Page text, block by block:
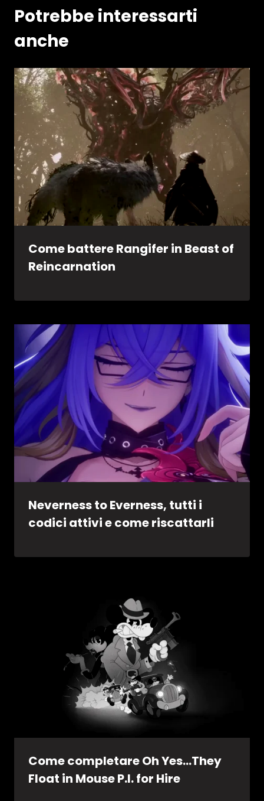
Potrebbe interessarti
anche
Come battere Rangifer in Beast of
Reincarnation
Neverness to Everness, tutti i
codici attivi e come riscattarli
Come completare Oh Yes…They
Float in Mouse P.I. for Hire